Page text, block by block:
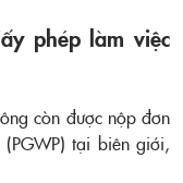
phép làm việc
còn được nộp đơn
tại biên giới,